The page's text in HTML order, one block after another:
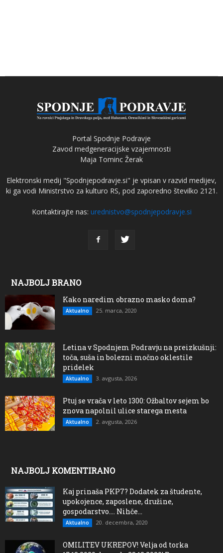
Portal Spodnje Podravje
Zavod medgeneracijske vzajemnosti
Maja Tominc Žerak
Elektronski medij "Spodnjepodravje.si" je vpisan v razvid medijev,
ki ga vodi Ministrstvo za kulturo RS, pod zaporedno številko 2121.
Kontaktirajte nas: urednistvo@spodnjepodravje.si
NAJBOLJ BRANO
Kako naredim obrazno masko doma?
Aktualno 25. marca, 2020
Letina v Spodnjem Podravju na preizkušnji:
toča, suša in bolezni močno oklestile
pridelek
Aktualno 3. avgusta, 2026
Ptuj se vrača v leto 1300: Ožbaltov sejem bo
znova napolnil ulice starega mesta
Aktualno 2. avgusta, 2026
NAJBOLJ KOMENTIRANO
Kaj prinaša PKP7? Dodatek za študente,
upokojence, zaposlene, družine,
gospodarstvo…. Nihče...
Aktualno 20. decembra, 2020
OMILITEV UKREPOV! Velja od torka